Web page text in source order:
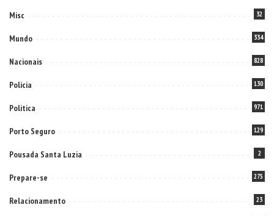
Misc 32
Mundo 334
Nacionais 828
Policia 130
Politica 971
Porto Seguro 129
Pousada Santa Luzia 2
Prepare-se 275
Relacionamento 23